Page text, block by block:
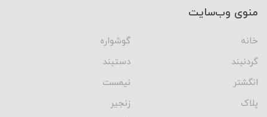
منوی وب‌سایت
خانه
گوشواره
گردنبند
دستبند
انگشتر
نیمست
پلاک
زنجیر